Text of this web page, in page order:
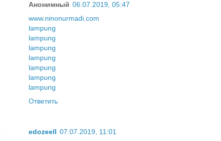
Анонимный 06.07.2019, 05:47
www.ninonurmadi.com
lampung
lampung
lampung
lampung
lampung
lampung
lampung
Ответить
edozeell 07.07.2019, 11:01